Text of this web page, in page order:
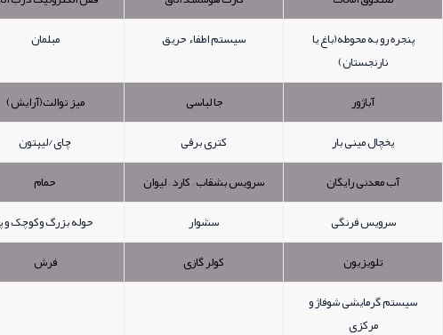
پنجره رو به محوطه(باغ یا
نارنجستان)
سیستم اطفاء حریق مبلمان
آباژور جا لباسی میز توالت(آرایش)
یخچال مینی بار
کتری برقی چای/لیپتون
آب معدنی رایگان
سرویس بشقاب – کارد – لیوان حمام
سرویس فرنگی
سشوار حوله بزرگ وکوچک و
تلویزیون
کولر گازی فرش
سیستم گرمایشی شوفاژ و
مرکزی